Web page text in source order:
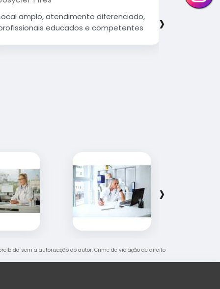
amplo, atendimento diferenciado,
educados e competentes
›
›
sem a autorização do autor. Crime de violação de direito